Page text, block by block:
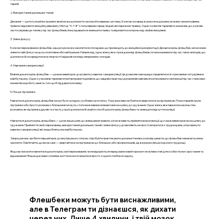
терапії.
2. Використання дихальних технік
Дихання — це потужний інструмент, який може допомогти заспокоїти нервову систему. Коли ми зосереджуємося на диханні, можемо знизити рівень
тривоги і відновити емоційну рівновагу. Метод "4-7-8" є популярним серед людей, які пережили травму. Один з клієнтів терапевта зазначив, що, коли він
застосовував цю техніку під час флешбеків, йому вдавалося зменшити паніку та відновити контроль над своїми емоціями.
3. Зміна фокусу
Коли ми переживаємо флешбек, наш розум може захопитися спогадами, що призводить до емоційної дезорієнтації. Дихаючи крізь флешбек, ми можемо
змінити свій фокус на щось позитивне або нейтральне. Наприклад, одна жінка, яка страждала від флешбеків, почала малювати під час таких епізодів, що
допомогло їй зосередитися на творчості і відволіктися від неприємних спогадів.
4. Навчання саморегуляції
Вміння дихати крізь флешбек — це важливий крок до розвитку навичок саморегуляції. Це дозволяє нам краще справлятися зі стресовими ситуаціями в
майбутньому. Один з учасників терапевтичної програми поділився, що завдяки практиці дихання він навчився контролювати свої емоції під час стресових
моментів на роботі, замість того щоб піддаватися паніці.
5. Пошук підтримки
Навчитися дихати крізь флешбек може бути складно, особливо на початку. Тому важливо не боятися звертатися за підтримкою. Психотерапія, групи
підтримки або просто розмова з близькими можуть стати важливими елементами на шляху до одужання. Одна жінка, яка пережила насильство,
розповіла, як підтримка друзів та участь у групі допомогли їй знайти спосіб дихати крізь флешбеки та зменшити відчуття ізоляції.
Навчитися дихати крізь флешбеки — це не лише шлях до зменшення тривоги, а й можливість прийняти власні емоції, що є важливим кроком на шляху до
одужання. Прийняття своїх переживань, використання дихальних технік і зміна фокусу дозволяють не просто впоратися з труднощами, а й розвинути
навички саморегуляції, які знадобляться в майбутньому.
Запрошую вас зробити перший крок до внутрішнього спокою: спробуйте практикувати дихальні техніки, коли відчуваєте, що флешбек намагається вас
захопити. Пам’ятайте, що ви не самі — звертайтеся за підтримкою до близьких або професіоналів, адже разом легше подолати труднощі.
Якщо ви зможете навчитися дихати крізь свої переживання, чи не відкриється перед вами новий горизонт можливостей для особистісного зростання та
відновлення? Ваше щасливе і спокійне життя може починатися просто з одного глибокого вдиху.
Флешбеки можуть бути виснажливими,
але в Телеграм ти дізнаєшся, як дихати